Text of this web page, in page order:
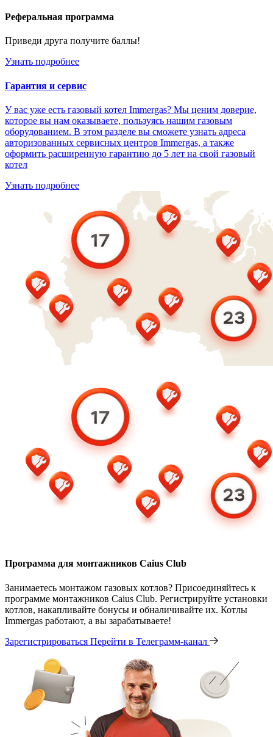
Реферальная программа
Приведи друга получите баллы!
Узнать подробнее
Гарантия и сервис
У вас уже есть газовый котел Immergas? Мы ценим доверие,
которое вы нам оказываете, пользуясь нашим газовым
оборудованием. В этом разделе вы сможете узнать адреса
авторизованных сервисных центров Immergas, а также
оформить расширенную гарантию до 5 лет на свой газовый
котел
Узнать подробнее
Программа для монтажников Caius Club
Занимаетесь монтажом газовых котлов? Присоединяйтесь к
программе монтажников Caius Club. Регистрируйте установки
котлов, накапливайте бонусы и обналичивайте их. Котлы
Immergas работают, а вы зарабатываете!
Зарегистрироваться Перейти в Телеграмм-канал